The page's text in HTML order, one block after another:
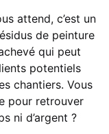
attend, c’est un
de peinture
qui peut
potentiels
chantiers. Vous
pour retrouver
ni d’argent ?